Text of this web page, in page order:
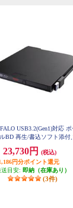
USB3.2(Gen1)対応 ポ
BD 再生/書込ソフト添付
23,730円
(税込)
円分ポイント還元
送目安: 即納（在庫あり）
(3件)